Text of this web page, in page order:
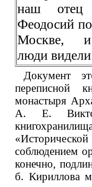
наш отец
Феодосий
Москве,
люди
Документ
переписной
монастыря
А. Е.
соблюдением
конечно,
б. Кириллова